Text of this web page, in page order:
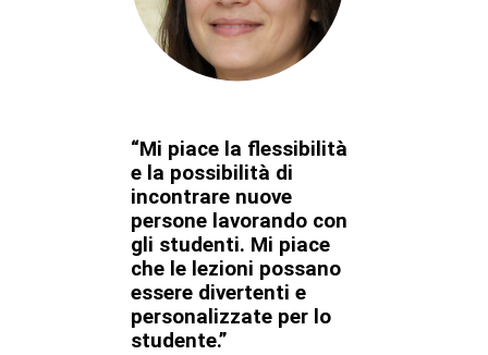
“Mi piace la flessibilità
e la possibilità di
incontrare nuove
persone lavorando con
gli studenti. Mi piace
che le lezioni possano
essere divertenti e
personalizzate per lo
studente.”